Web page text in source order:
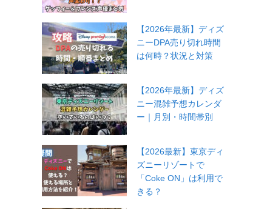
【2026年最新】ディズ
ニーDPA売り切れ時間
は何時？状況と対策
【2026年最新】ディズ
ニー混雑予想カレンダ
ー｜月別・時間帯別
【2026最新】東京ディ
ズニーリゾートで
「Coke ON」は利用で
きる？